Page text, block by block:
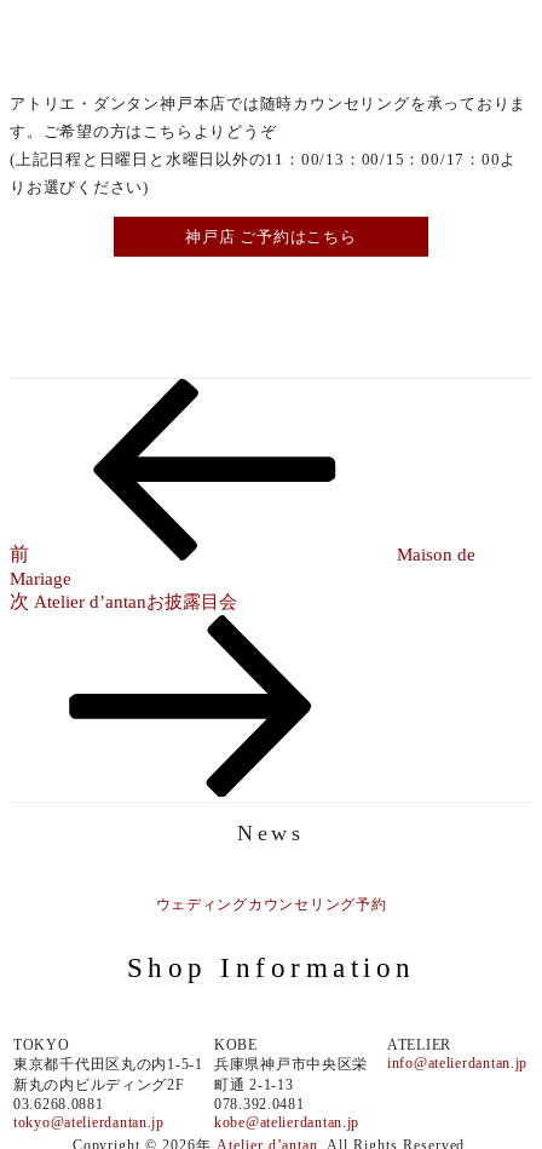
アトリエ・ダンタン神戸本店では随時カウンセリングを承っておりま
す。ご希望の方はこちらよりどうぞ
(上記日程と日曜日と水曜日以外の11：00/13：00/15：00/17：00よ
りお選びください)
神戸店 ご予約はこちら
ゲ
ー
前
Maison de
Mariage
次
次 Atelier d’antanお披露目会
News
ウェディングカウンセリング予約
Shop Information
TOKYO
東京都千代田区丸の内1-5-1
新丸の内ビルディング2F
03.6268.0881
tokyo@atelierdantan.jp
KOBE
兵庫県神戸市中央区栄
町通 2-1-13
078.392.0481
kobe@atelierdantan.jp
ATELIER
info@atelierdantan.jp